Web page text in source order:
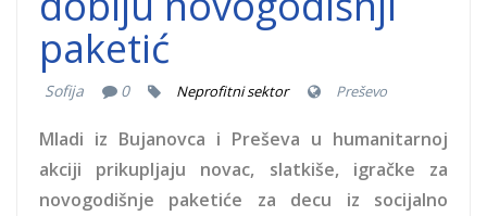
paketić
Sofija 0 Neprofitni sektor Preševo
Mladi iz Bujanovca i Preševa u humanitarnoj
akciji prikupljaju novac, slatkiše, igračke za
novogodišnje paketiće za decu iz socijalno